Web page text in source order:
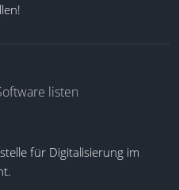
listen
für Digitalisierung im